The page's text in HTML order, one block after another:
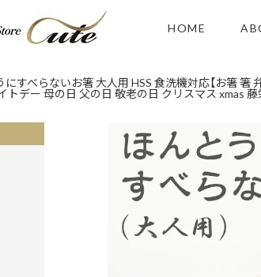
HOME
にすべらないお箸 大人用 HSS 食洗機対応【お箸
デー 母の日 父の日 敬老の日 クリスマス xmas 藤